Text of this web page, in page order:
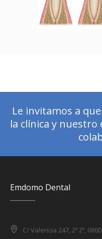
Le invitamos a
la clínica y
Emdomo Dental
C/ Valencia 247, 2º 2º,